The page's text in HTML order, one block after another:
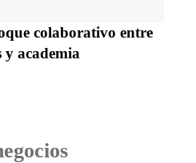
colaborativo entre
y academia